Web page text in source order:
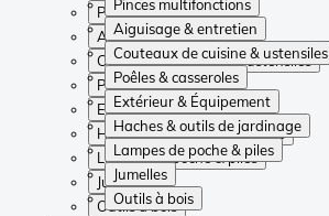
Pinces multifonctions
Aiguisage & entretien
Couteaux de cuisine & ustensiles
Poêles & casseroles
Extérieur & Équipement
Haches & outils de jardinage
Lampes de poche & piles
Jumelles
Outils à bois
Pinces multifonctions
Aiguisage & entretien
Couteaux de cuisine & ustensiles
Poêles & casseroles
Extérieur & Équipement
Haches & outils de jardinage
Lampes de poche & piles
Jumelles
Outils à bois